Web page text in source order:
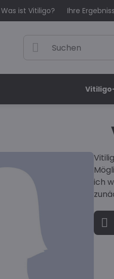
Was ist Vitiligo? Ihre
ich